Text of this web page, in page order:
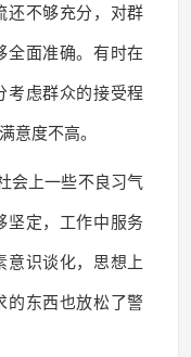
还不够充分，对群
全面准确。有时在
考虑群众的接受程
意度不高。
会上一些不良习气
坚定，工作中服务
意识谈化，思想上
的东西也放松了警